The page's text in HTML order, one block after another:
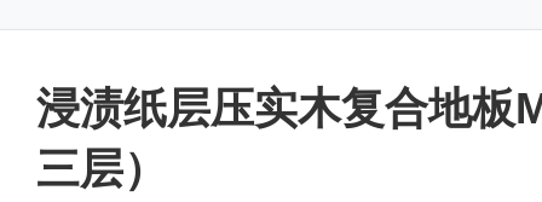
浸渍纸层压实木复合地板
三层）